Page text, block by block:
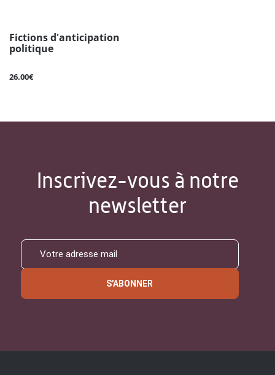
Fictions d'anticipation
politique
26.00€
Inscrivez-vous à notre
newsletter
S'ABONNER